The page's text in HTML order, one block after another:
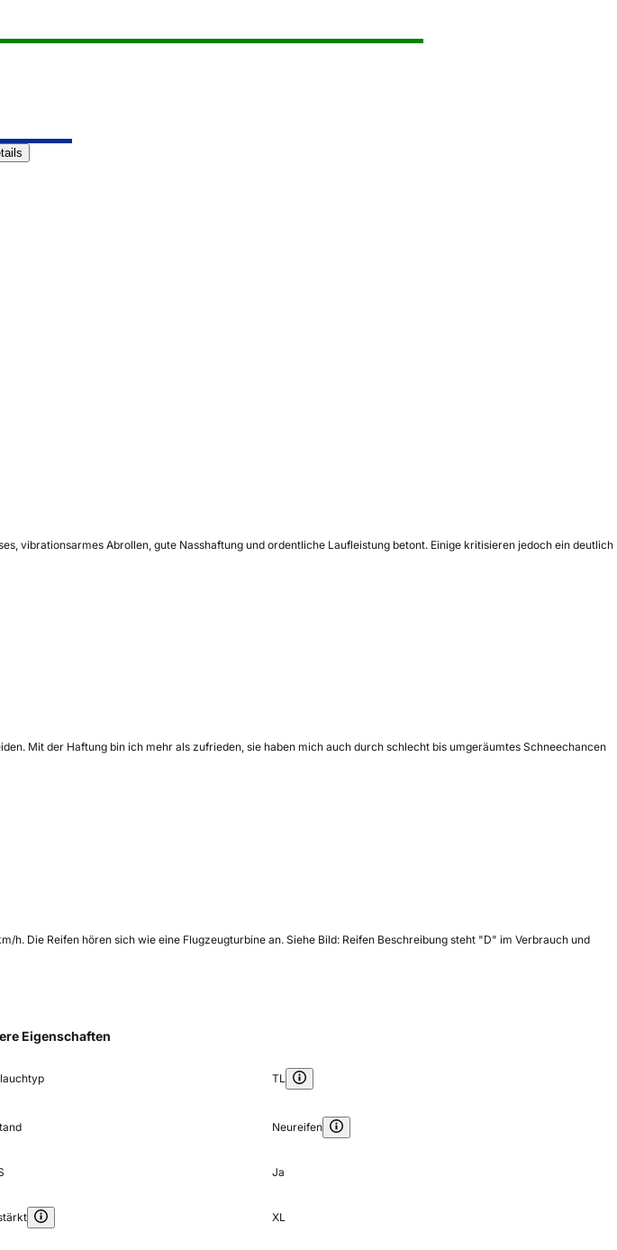
vibrationsarmes Abrollen, gute Nasshaftung und ordentliche Laufleistung betont. Einige kritisieren jedoch ein deutlich
Mit der Haftung bin ich mehr als zufrieden, sie haben mich auch durch schlecht bis umgeräumtes Schneechancen
Die Reifen hören sich wie eine Flugzeugturbine an. Siehe Bild: Reifen Beschreibung steht "D" im Verbrauch und
Eigenschaften
TL
Neureifen
Ja
XL